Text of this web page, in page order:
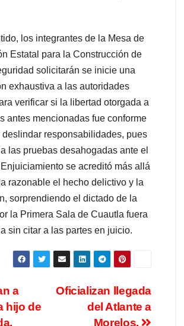
los integrantes de la Mesa de
Estatal para la Construcción de
solicitarán se inicie una
exhaustiva a las autoridades
verificar si la libertad otorgada a
antes mencionadas fue conforme
deslindar responsabilidades, pues
las pruebas desahogadas ante el
se acreditó más allá
razonable el hecho delictivo y la
sorprendiendo el dictado de la
la Primera Sala de Cuautla fuera
sin citar a las partes en juicio.
Oficializan llegada
del Atlante a
Morelos.
a
hijo de